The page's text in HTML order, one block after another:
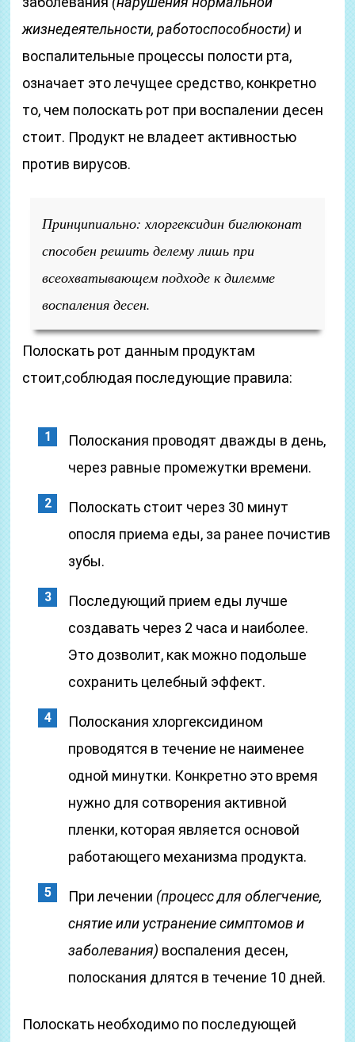
жизнедеятельности, работоспособности) и
воспалительные процессы полости рта,
означает это лечущее средство, конкретно
то, чем полоскать рот при воспалении десен
стоит. Продукт не владеет активностью
против вирусов.
Принципиально: хлоргексидин биглюконат
способен решить делему лишь при
всеохватывающем подходе к дилемме
воспаления десен.
Полоскать рот данным продуктам
стоит,соблюдая последующие правила:
Полоскания проводят дважды в день,
через равные промежутки времени.
Полоскать стоит через 30 минут
опосля приема еды, за ранее почистив
зубы.
Последующий прием еды лучше
создавать через 2 часа и наиболее.
Это дозволит, как можно подольше
сохранить целебный эффект.
Полоскания хлоргексидином
проводятся в течение не наименее
одной минутки. Конкретно это время
нужно для сотворения активной
пленки, которая является основой
работающего механизма продукта.
При лечении (процесс для облегчение,
снятие или устранение симптомов и
заболевания) воспаления десен,
полоскания длятся в течение 10 дней.
Полоскать необходимо по последующей